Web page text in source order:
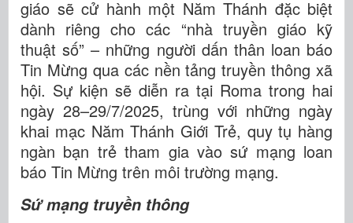
giáo sẽ cử hành một Năm Thánh đặc biệt
dành riêng cho các “nhà truyền giáo kỹ
thuật số” – những người dấn thân loan báo
Tin Mừng qua các nền tảng truyền thông xã
hội. Sự kiện sẽ diễn ra tại Roma trong hai
ngày 28–29/7/2025, trùng với những ngày
khai mạc Năm Thánh Giới Trẻ, quy tụ hàng
ngàn bạn trẻ tham gia vào sứ mạng loan
báo Tin Mừng trên môi trường mạng.
Sứ mạng truyền thông